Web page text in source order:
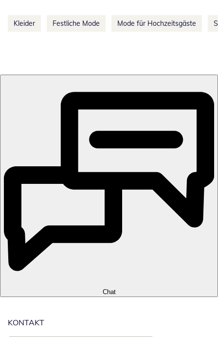
Kleider Festliche Mode Mode für Hochzeitsgäste
Chat
KONTAKT